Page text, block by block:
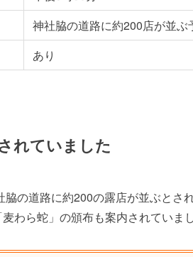
神社脇の道路に約200店が並ぶ
あり
れていました
の道路に約200の露店が並ぶとさ
わら蛇」の頒布も案内されていまし